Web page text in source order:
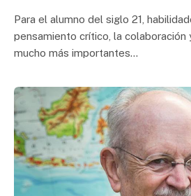
Para el alumno del siglo 21,
pensamiento crítico, la colaboración
mucho más importantes…